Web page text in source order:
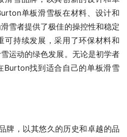
单板滑雪板在材料、设计和
雪者提供了极佳的操控性和稳定
可持续发展，采用了环保材料和
运动的绿色发展。无论是初学者
Burton找到适合自己的单板滑雪
牌，以其悠久的历史和卓越的品